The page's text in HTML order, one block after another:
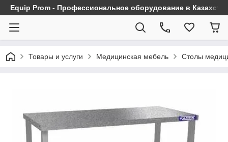
Equip Prom - Профессиональное оборудование в
Товары и услуги Медицинская мебель Столы